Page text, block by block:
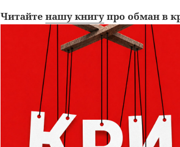
Читайтенашу книгупро обман в